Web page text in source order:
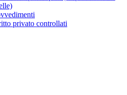
privato controllati